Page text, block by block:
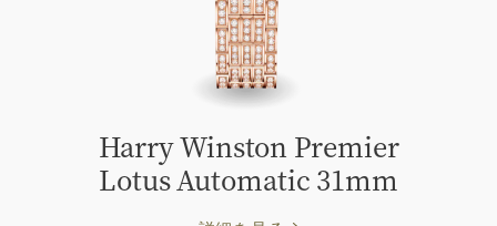
Harry Winston Premier
Lotus Automatic 31mm